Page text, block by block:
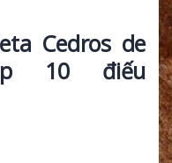
Cedros de
10 điếu